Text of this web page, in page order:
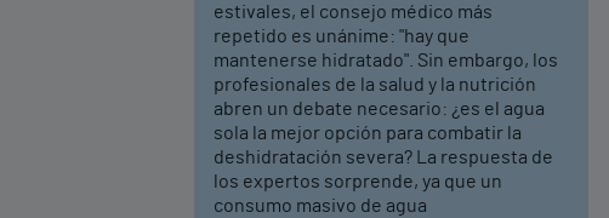
estivales, el consejo médico más
repetido es unánime: "hay que
mantenerse hidratado". Sin embargo, los
profesionales de la salud y la nutrición
abren un debate necesario: ¿es el agua
sola la mejor opción para combatir la
deshidratación severa? La respuesta de
los expertos sorprende, ya que un
consumo masivo de agua